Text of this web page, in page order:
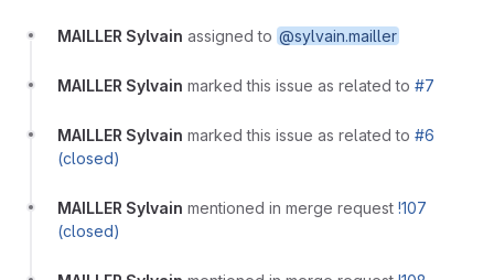
MAILLER Sylvain assigned to @sylvain.mailler
MAILLER Sylvain marked this issue as related to #7
MAILLER Sylvain marked this issue as related to #6
(closed)
MAILLER Sylvain mentioned in merge request !107
(closed)